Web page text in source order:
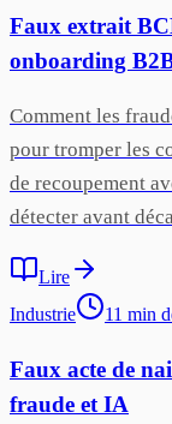
Faux extrait
onboarding
Comment les
pour tromper les
de recoupement
détecter avant
Lire
Industrie
11 min
Faux acte de
fraude et IA